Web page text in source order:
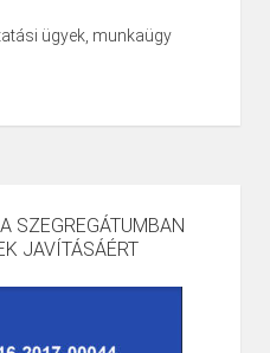
ügyek, munkaügy
SZEGREGÁTUMBAN
JAVÍTÁSÁÉRT